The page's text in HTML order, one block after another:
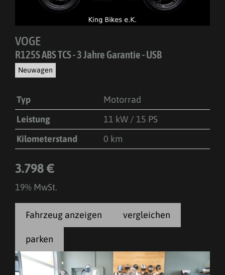
VOGE
R125S ABS TCS - 3 Jahre Garantie - USB
Neuwagen
Typ
Motorrad
Leistung
11 kW / 15 PS
Kilometerstand
0 km
3.798 €
19% MwSt.
Fahrzeug anzeigen vergleichen
parken